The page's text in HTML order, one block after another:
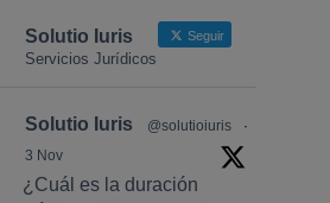
Solutio Iuris Seguir
Servicios Jurídicos
Solutio Iuris @solutioiuris
·
3 Nov
¿Cuál es la duración